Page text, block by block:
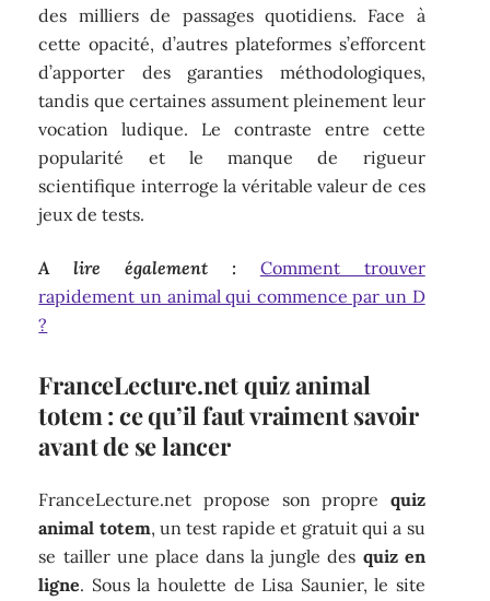
des milliers de passages quotidiens. Face à
cette opacité, d’autres plateformes s’efforcent
d’apporter des garanties méthodologiques,
tandis que certaines assument pleinement leur
vocation ludique. Le contraste entre cette
popularité et le manque de rigueur
scientifique interroge la véritable valeur de ces
jeux de tests.
A lire également :
Comment trouver
rapidement un animal qui commence par un D
?
FranceLecture.net quiz animal
totem : ce qu’il faut vraiment savoir
avant de se lancer
FranceLecture.net propose son propre quiz
animal totem, un test rapide et gratuit qui a su
se tailler une place dans la jungle des quiz en
ligne. Sous la houlette de Lisa Saunier, le site